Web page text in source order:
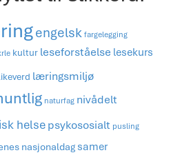
engelsk fargelegging
kultur leseforståelse lesekurs
læringsmiljø
naturfag nivådelt
helse psykososialt pusling
nasjonaldag samer